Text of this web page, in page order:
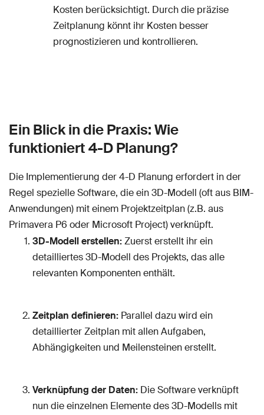
Kosten berücksichtigt. Durch die präzise
Zeitplanung könnt ihr Kosten besser
prognostizieren und kontrollieren.
Ein Blick in die Praxis: Wie
funktioniert 4-D Planung?
Die Implementierung der 4-D Planung erfordert in der
Regel spezielle Software, die ein 3D-Modell (oft aus BIM-
Anwendungen) mit einem Projektzeitplan (z.B. aus
Primavera P6 oder Microsoft Project) verknüpft.
3D-Modell erstellen:Zuerst erstellt ihr ein
detailliertes 3D-Modell des Projekts, das alle
relevanten Komponenten enthält.
Zeitplan definieren: Parallel dazu wird ein
detaillierter Zeitplan mit allen Aufgaben,
Abhängigkeiten und Meilensteinen erstellt.
Verknüpfung der Daten: Die Software verknüpft
nun die einzelnen Elemente des 3D-Modells mit